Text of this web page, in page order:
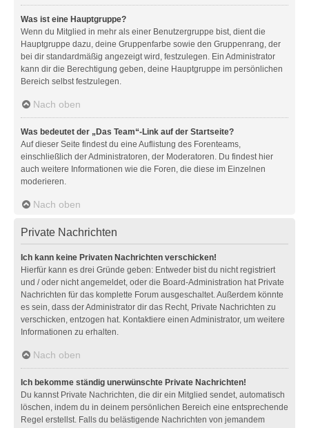
Was ist eine Hauptgruppe?
Wenn du Mitglied in mehr als einer Benutzergruppe bist, dient die
Hauptgruppe dazu, deine Gruppenfarbe sowie den Gruppenrang, der
bei dir standardmäßig angezeigt wird, festzulegen. Ein Administrator
kann dir die Berechtigung geben, deine Hauptgruppe im persönlichen
Bereich selbst festzulegen.
Nach oben
Was bedeutet der „Das Team“-Link auf der Startseite?
Auf dieser Seite findest du eine Auflistung des Forenteams,
einschließlich der Administratoren, der Moderatoren. Du findest hier
auch weitere Informationen wie die Foren, die diese im Einzelnen
moderieren.
Nach oben
Private Nachrichten
Ich kann keine Privaten Nachrichten verschicken!
Hierfür kann es drei Gründe geben: Entweder bist du nicht registriert
und / oder nicht angemeldet, oder die Board-Administration hat Private
Nachrichten für das komplette Forum ausgeschaltet. Außerdem könnte
es sein, dass der Administrator dir das Recht, Private Nachrichten zu
verschicken, entzogen hat. Kontaktiere einen Administrator, um weitere
Informationen zu erhalten.
Nach oben
Ich bekomme ständig unerwünschte Private Nachrichten!
Du kannst Private Nachrichten, die dir ein Mitglied sendet, automatisch
löschen, indem du in deinem persönlichen Bereich eine entsprechende
Regel erstellst. Falls du belästigende Nachrichten von jemandem